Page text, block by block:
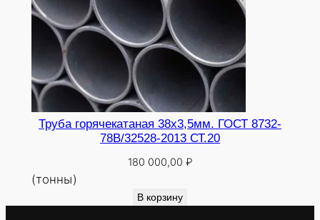
Труба горячекатаная 38х3,5мм. ГОСТ 8732-
78В/32528-2013 СТ.20
180 000,00 ₽
(тонны)
В корзину